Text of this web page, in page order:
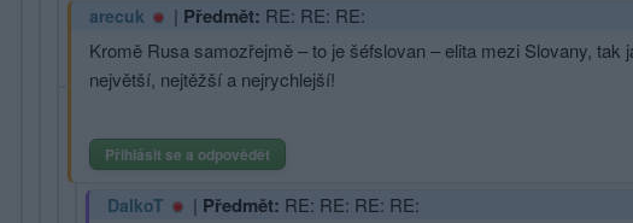
arecuk | Předmět: RE: RE: RE:
Kromě Rusa samozřejmě – to je šéfslovan – elita mezi Slovany,
největší, nejtěžší a nejrychlejší!
Přihlásit se a odpovědět
DalkoT | Předmět: RE: RE: RE: RE: